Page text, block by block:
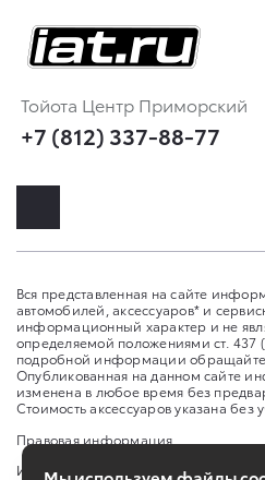
Тойота Центр Приморский
+7 (812) 337-88-77
Вся представленная на сайте
автомобилей, аксессуаров* и
информационный характер и не
определяемой положениями ст. 437
подробной информации
Опубликованная на данном сайте
изменена в любое время без
Стоимость аксессуаров указана без
Правовая информация
Изменить настройку cookies